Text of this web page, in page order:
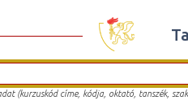
(kurzuskód címe, kódja, oktató, tanszék,